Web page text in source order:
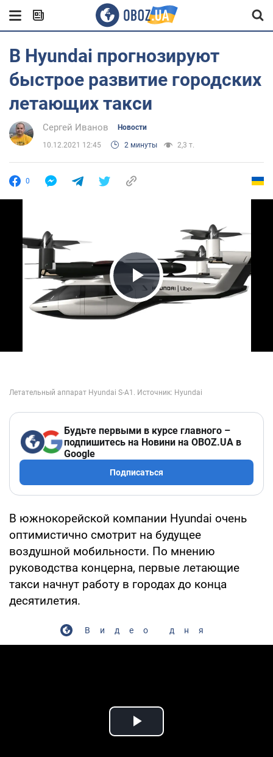
В Hyundai прогнозируют
быстрое развитие городских
летающих такси
Сергей Иванов Новости
10.12.2021 12:45 2 минуты 2,3 т.
0
Play Video
Будьте первыми в курсе главного –
подпишитесь на Новини на OBOZ.UA в
Google
Подписаться
В южнокорейской компании Hyundai очень
оптимистично смотрит на будущее
воздушной мобильности. По мнению
руководства концерна, первые летающие
такси начнут работу в городах до конца
десятилетия.
Видео дня
Play Video